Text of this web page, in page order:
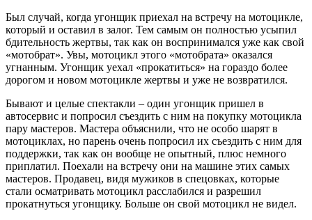
Был случай, когда угонщик приехал на встречу на мотоцикле,
который и оставил в залог. Тем самым он полностью усыпил
бдительность жертвы, так как он воспринимался уже как свой
«мотобрат». Увы, мотоцикл этого «мотобрата» оказался
угнанным. Угонщик уехал «прокатиться» на гораздо более
дорогом и новом мотоцикле жертвы и уже не возвратился.
Бывают и целые спектакли – один угонщик пришел в
автосервис и попросил съездить с ним на покупку мотоцикла
пару мастеров. Мастера объяснили, что не особо шарят в
мотоциклах, но парень очень попросил их съездить с ним для
поддержки, так как он вообще не опытный, плюс немного
приплатил. Поехали на встречу они на машине этих самых
мастеров. Продавец, видя мужиков в спецовках, которые
стали осматривать мотоцикл расслабился и разрешил
прокатнуться угонщику. Больше он свой мотоцикл не видел.